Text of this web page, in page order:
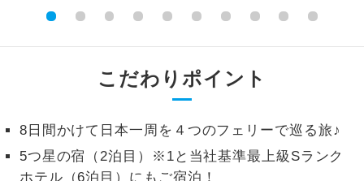
こだわりポイント
8日間かけて日本一周を４つのフェリーで巡る旅♪
5つ星の宿（2泊目）※1と当社基準最上級Sランク
ホテル（6泊目）にもご宿泊！
全食事付き
事の心配はいりません。（機内食を除
お部屋にてゆっくりとお召し上がりいた
だけます。
トラベルイヤ
ホン
周りの音を気にせず、ガイドさんの説明